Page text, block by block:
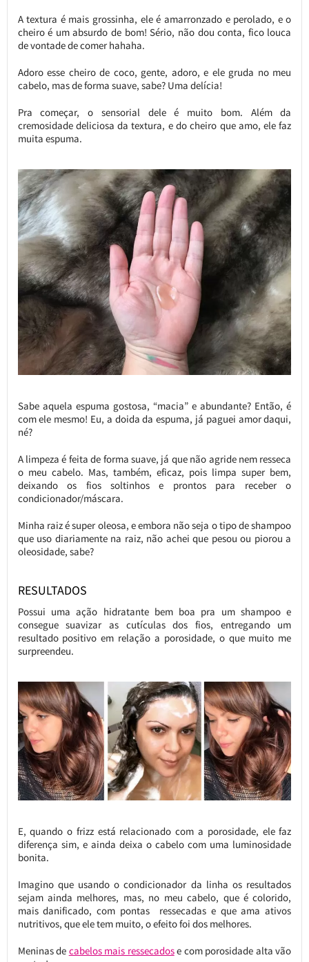
A textura é mais grossinha, ele é amarronzado e perolado, e o
cheiro é um absurdo de bom! Sério, não dou conta, fico louca
de vontade de comer hahaha.
Adoro esse cheiro de coco, gente, adoro, e ele gruda no meu
cabelo, mas de forma suave, sabe? Uma delícia!
Pra começar, o sensorial dele é muito bom. Além da
cremosidade deliciosa da textura, e do cheiro que amo, ele faz
muita espuma.
Sabe aquela espuma gostosa, “macia” e abundante? Então, é
com ele mesmo! Eu, a doida da espuma, já paguei amor daqui,
né?
A limpeza é feita de forma suave, já que não agride nem resseca
o meu cabelo. Mas, também, eficaz, pois limpa super bem,
deixando os fios soltinhos e prontos para receber o
condicionador/máscara.
Minha raiz é super oleosa, e embora não seja o tipo de shampoo
que uso diariamente na raiz, não achei que pesou ou piorou a
oleosidade, sabe?
RESULTADOS
Possui uma ação hidratante bem boa pra um shampoo e
consegue suavizar as cutículas dos fios, entregando um
resultado positivo em relação a porosidade, o que muito me
surpreendeu.
E, quando o frizz está relacionado com a porosidade, ele faz
diferença sim, e ainda deixa o cabelo com uma luminosidade
bonita.
Imagino que usando o condicionador da linha os resultados
sejam ainda melhores, mas, no meu cabelo, que é colorido,
mais danificado, com pontas ressecadas e que ama ativos
nutritivos, que ele tem muito, o efeito foi dos melhores.
Meninas de cabelos mais ressecadose com porosidade alta vão